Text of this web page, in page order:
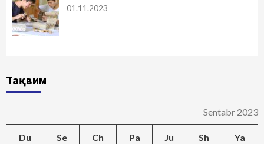
01.11.2023
Тақвим
Sentabr 2023
Du Se Ch Pa Ju Sh Ya